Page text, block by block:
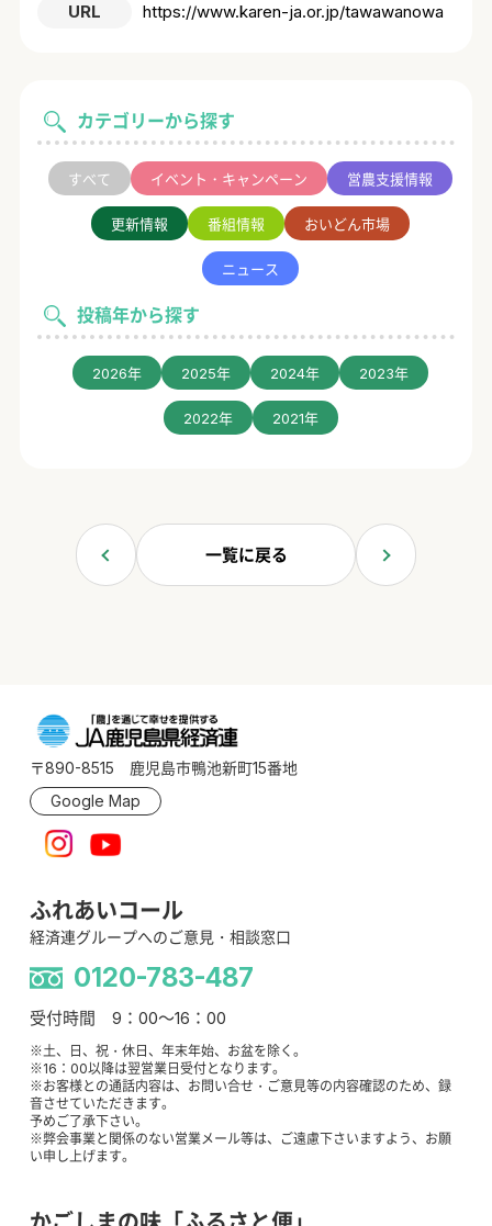
カテゴリーから探す
すべて イベント・キャンペーン 営農支援情報
更新情報 番組情報 おいどん市場
ニュース
投稿年から探す
2026年 2025年 2024年 2023年
2022年 2021年
URL
https://www.karen-ja.or.jp/tawawanowa
一覧に戻る
〒890-8515 鹿児島市鴨池新町15番地
Google Map
ふれあいコール
経済連グループへのご意見・相談窓口
0120-783-487
受付時間 9：00～16：00
※土、日、祝・休日、年末年始、お盆を除く。
※16：00以降は翌営業日受付となります。
※お客様との通話内容は、お問い合せ・ご意見等の内容確認のため、録
音させていただきます。
予めご了承下さい。
※弊会事業と関係のない営業メール等は、ご遠慮下さいますよう、お願
い申し上げます。